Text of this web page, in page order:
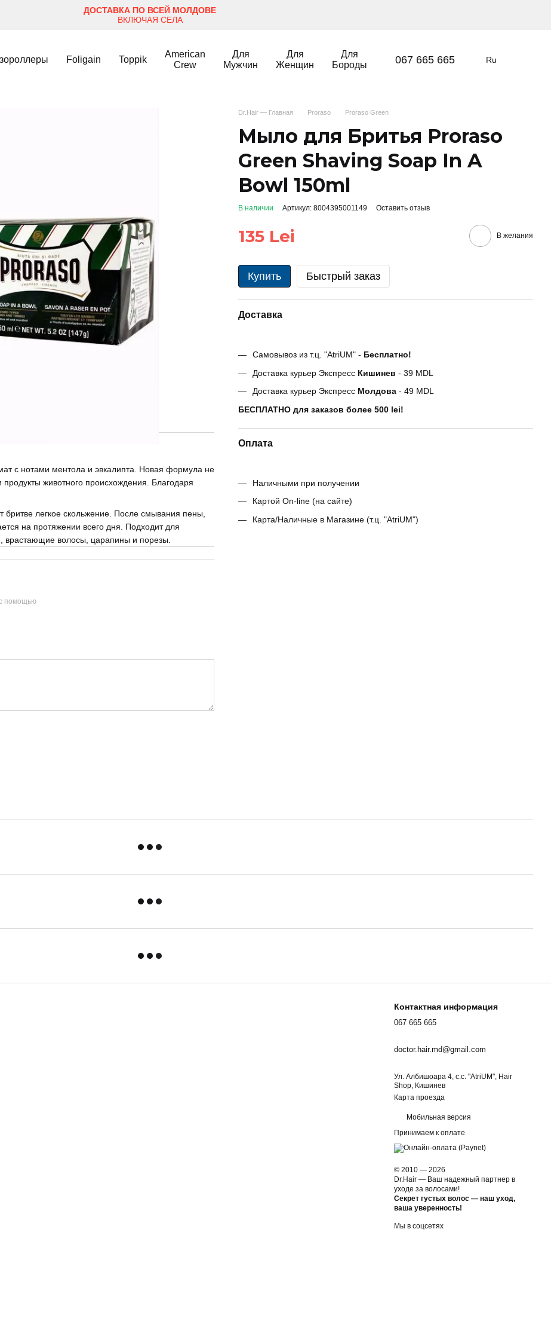
ДОСТАВКА ПО ВСЕЙ МОЛДОВЕ
ВКЛЮЧАЯ СЕЛА
Foligain Toppik
American
Crew
Для
Мужчин
Для
Женщин
Для
Бороды
067 665 665 Ru
с нотами ментола и эвкалипта. Новая формула не
животного происхождения. Благодаря
легкое скольжение. После смывания пены,
на протяжении всего дня. Подходит для
врастающие волосы, царапины и порезы.
помощью
Dr.Hair — Главная Proraso Proraso Green
Мыло для Бритья Proraso
Green Shaving Soap In A
Bowl 150ml
В наличии Артикул: 8004395001149 Оставить отзыв
135 Lei В желания
Купить Быстрый заказ
Доставка
Самовывоз из т.ц. "AtriUM" - Бесплатно!
Доставка курьер Экспресс Кишинев - 39 MDL
Доставка курьер Экспресс Молдова - 49 MDL
БЕСПЛАТНО для заказов более 500 lei!
Оплата
Наличными при получении
Картой On-line (на сайте)
Карта/Наличные в Магазине (т.ц. "AtriUM")
Контактная информация
067 665 665
doctor.hair.md@gmail.com
Ул. Албишоара 4, c.c. "AtriUM", Hair
Shop, Кишинев
Карта проезда
Мобильная версия
Принимаем к оплате
© 2010 — 2026
Dr.Hair — Ваш надежный партнер в
уходе за волосами!
Секрет густых волос — наш уход,
ваша уверенность!
Мы в соцсетях